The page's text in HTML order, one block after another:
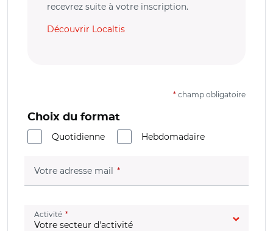
recevrez suite à votre inscription.
Découvrir Localtis
* champ obligatoire
Choix du format
Quotidienne
Hebdomadaire
Votre adresse mail (champ obligatoire)
Activité (champ obligatoire)